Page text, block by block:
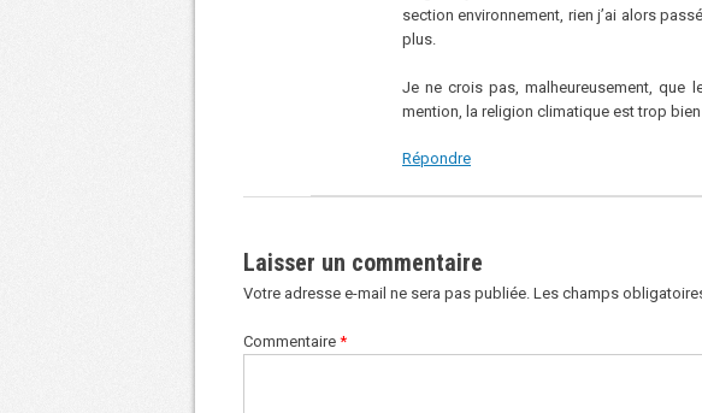
section environnement, rien j’ai alors
plus.
Je ne crois pas, malheureusement, que
mention, la religion climatique est trop bien
Répondre
Laisser un commentaire
Votre adresse e-mail ne sera pas publiée. Les champs
Commentaire *